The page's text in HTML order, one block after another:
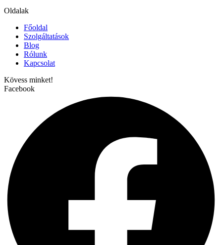
Oldalak
Főoldal
Szolgáltatások
Blog
Rólunk
Kapcsolat
Kövess minket!
Facebook